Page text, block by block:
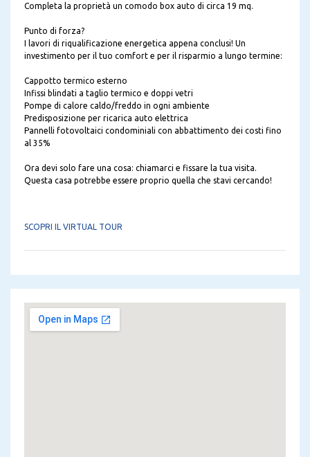
Completa la proprietà un comodo box auto di circa 19 mq.
Punto di forza?
I lavori di riqualificazione energetica appena conclusi! Un
investimento per il tuo comfort e per il risparmio a lungo termine:
Cappotto termico esterno
Infissi blindati a taglio termico e doppi vetri
Pompe di calore caldo/freddo in ogni ambiente
Predisposizione per ricarica auto elettrica
Pannelli fotovoltaici condominiali con abbattimento dei costi fino
al 35%
Ora devi solo fare una cosa: chiamarci e fissare la tua visita.
Questa casa potrebbe essere proprio quella che stavi cercando!
SCOPRI IL VIRTUAL TOUR